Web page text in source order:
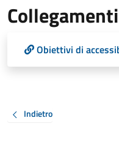
Obiettivi di
Indietro